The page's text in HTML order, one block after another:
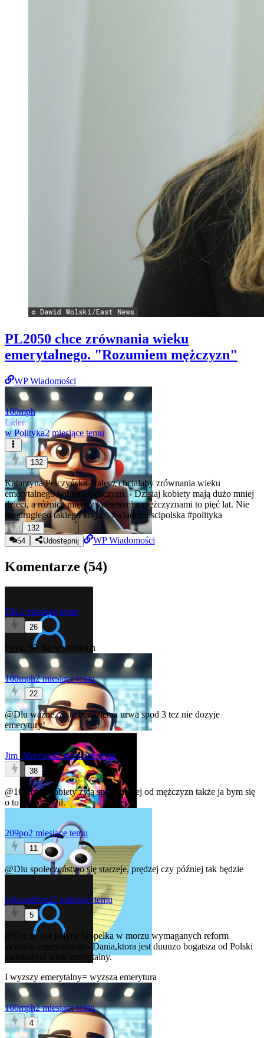
PL2050 chce zrównania wieku
emerytalnego. "Rozumiem mężczyzn"
WP Wiadomości
100mph
Lider
w Polityka2 miesiące temu
132
Katarzyna Pełczyńska-Nałęcz chciałaby zrównania wieku
emerytalnego kobiet i mężczyzn. - Dzisiaj kobiety mają dużo mniej
dzieci, a różnica między kobietami a mężczyznami to pięć lat. Nie
ma drugiego takiego kraju...#wiadomoscipolska #polityka
132
54
Udostępnij WP Wiadomości
Komentarze (54)
Dlu2 miesiące temu
26
I pyk, 67 dla wszystkich
100mph2 miesiące temu
22
@Dlu wazne, ze ta bezdzietna urwa spod 3 tez nie dozyje
emerytury!
Jim_Morrison2 miesiące temu
38
@100mph Kobiety żyją sporo dłużej od mężczyzn także ja bym się
o to nie martwił.
209po2 miesiące temu
11
@Dlu społeczeństwo się starzeje, prędzej czy później tak będzie
jajkosadzone2 miesiące temu
5
to jest jedyne kropelka w morzu wymaganych reform
systemu emerytalnego- Dania,ktora jest duuuzo bogatsza od Polski
zwiekszyla wiek emerytalny.
I wyzszy emerytalny= wyzsza emerytura
100mph2 miesiące temu
4